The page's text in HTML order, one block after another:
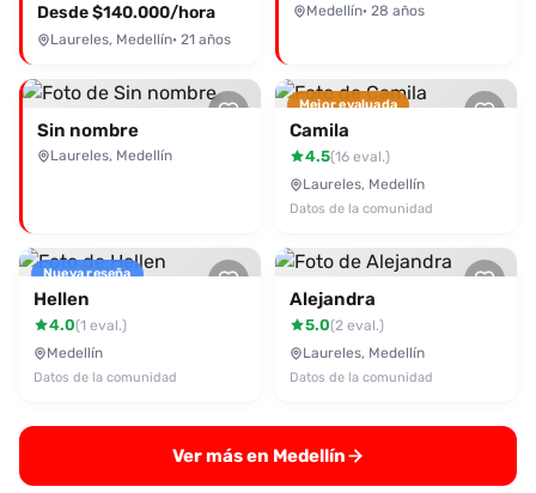
Desde $140.000/hora
Laureles, Medellín· 21 años
Medellín· 28 años
Sin nombre
Laureles, Medellín
Mejor evaluada
Camila
4.5(16 eval.)
Laureles, Medellín
Datos de la comunidad
Nueva reseña
Hellen
4.0(1 eval.)
Medellín
Datos de la comunidad
Alejandra
5.0(2 eval.)
Laureles, Medellín
Datos de la comunidad
Ver más en Medellín